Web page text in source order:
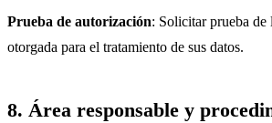
Prueba de autorización: Solicitar prueba de
otorgada para el tratamiento de sus datos.
8. Área responsable y